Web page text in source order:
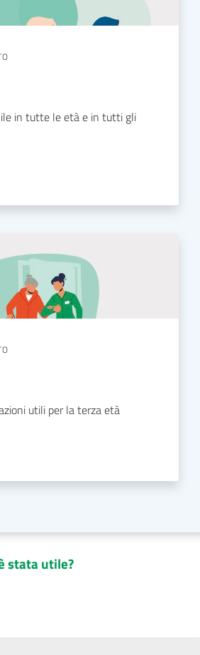
in tutte le età e in tutti gli
utili per la terza età
stata utile?